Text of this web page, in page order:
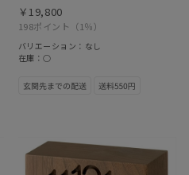
198ポイント （1％）
￥19,800
バリエーション：なし
在庫：○